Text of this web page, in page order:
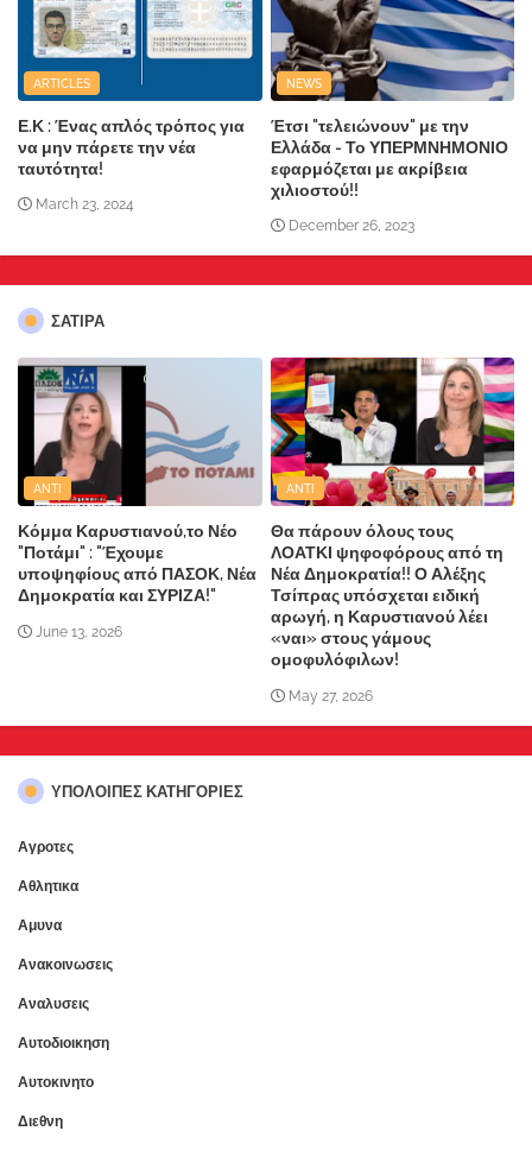
ARTICLES
Ε.Κ : Ένας απλός τρόπος για
να μην πάρετε την νέα
ταυτότητα!
March 23, 2024
NEWS
Έτσι "τελειώνουν" με την
Ελλάδα - Το ΥΠΕΡΜΝΗΜΟΝΙΟ
εφαρμόζεται με ακρίβεια
χιλιοστού!!
December 26, 2023
ΣΑΤΙΡΑ
ANTI
Κόμμα Καρυστιανού,το Νέο
"Ποτάμι" : "Έχουμε
υποψηφίους από ΠΑΣΟΚ, Νέα
Δημοκρατία και ΣΥΡΙΖΑ!"
June 13, 2026
ANTI
Θα πάρουν όλους τους
ΛΟΑΤΚΙ ψηφοφόρους από τη
Νέα Δημοκρατία!! Ο Αλέξης
Τσίπρας υπόσχεται ειδική
αρωγή, η Καρυστιανού λέει
«ναι» στους γάμους
ομοφυλόφιλων!
May 27, 2026
ΥΠΌΛΟΙΠΕΣ ΚΑΤΗΓΟΡΊΕΣ
Αγροτες
Αθλητικα
Αμυνα
Ανακοινωσεις
Αναλυσεις
Αυτοδιοικηση
Αυτοκινητο
Διεθνη